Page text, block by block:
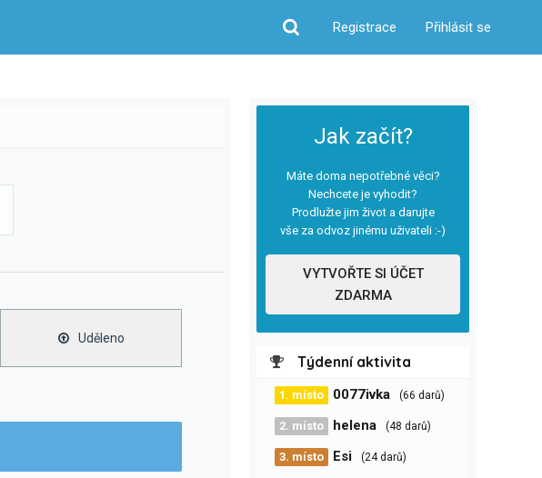
Hledat
Registrace Přihlásit se
Jak začít?
Máte doma nepotřebné věci?
Nechcete je vyhodit?
Prodlužte jim život a darujte
vše za odvoz jinému uživateli :-)
VYTVOŘTE SI ÚČET
ZDARMA
Týdenní aktivita
1. místo 0077ivka (66 darů)
2. místo helena (48 darů)
3. místo Esi (24 darů)
Uděleno